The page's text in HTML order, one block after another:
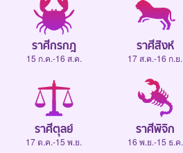
ราศีกรกฎ
15 ก.ค.-16 ส.ค.
ราศีสิงห์
17 ส.ค.-16 ก.ย.
ราศีตุลย์
17 ต.ค.-15 พ.ย.
ราศีพิจิก
16 พ.ย.-15 ธ.ค.